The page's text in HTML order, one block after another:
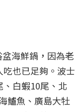
海鮮鍋 ， 因為老
也已足夠。波士
白蝦10尾、北
鱸魚、廣島大牡